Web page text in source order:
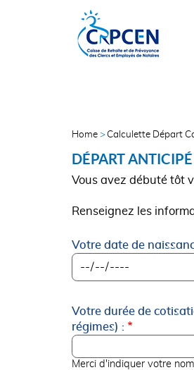
Skip
to
main
Aller
au
contenu
D'ARIANE
Home Calculette Départ
DÉPART
Vous avez débuté tôt
Renseignez les
Votre date de
Votre durée de
régimes) :
Merci d'indiquer votre